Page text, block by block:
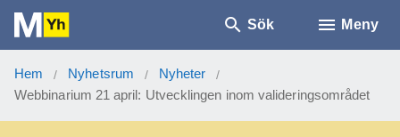
Sök Meny
Hem / Nyhetsrum / Nyheter /
Webbinarium 21 april: Utvecklingen inom valideringsområdet